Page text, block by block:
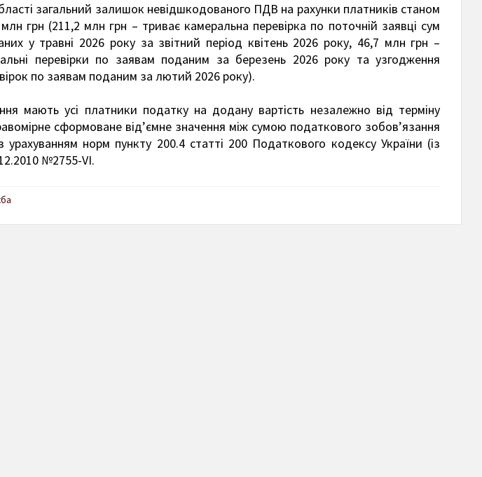
загальний залишок невідшкодованого ПДВ на рахунки платників станом
грн (211,2 млн грн – триває камеральна перевірка по поточній заявці сум
у травні 2026 року за звітний період квітень 2026 року, 46,7 млн грн –
перевірки по заявам поданим за березень 2026 року та узгодження
по заявам поданим за лютий 2026 року).
мають усі платники податку на додану вартість незалежно від терміну
сформоване від’ємне значення між сумою податкового зобов’язання
норм пункту 200.4 статті 200 Податкового кодексу України (із
№2755-VІ.